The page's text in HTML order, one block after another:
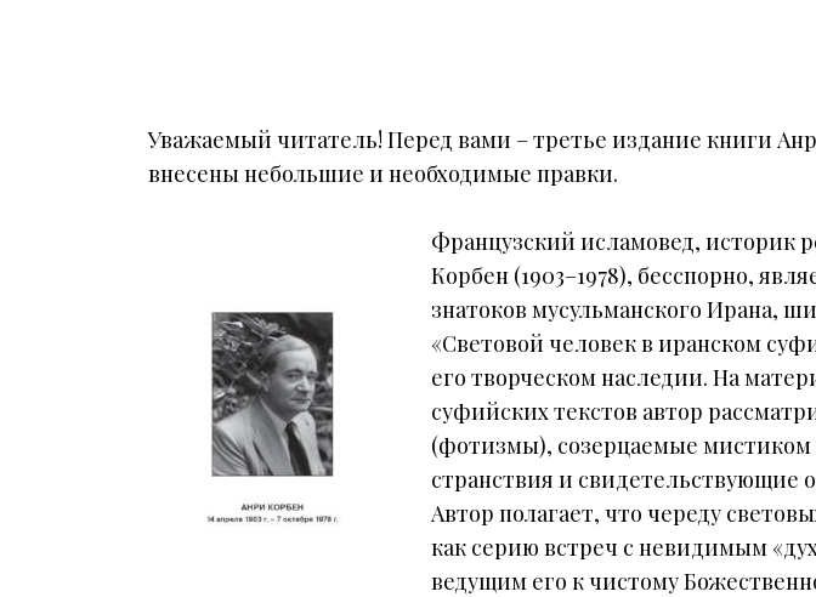
Уважаемый читатель! Перед вами – третье издание книги
внесены небольшие и необходимые правки.
Французский исламовед, историк
Корбен (1903–1978), бесспорно,
знатоков мусульманского Ирана,
«Cветовой человек в иранском
его творческом наследии. На
суфийских текстов автор
(фотизмы), созерцаемые мистиком
странствия и свидетельствующие
Автор полагает, что череду
как серию встреч с невидимым
ведущим его к чистому